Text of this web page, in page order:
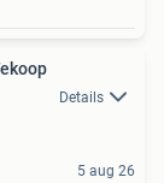
Details
5 aug 26